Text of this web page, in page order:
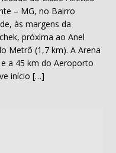
– MG, no Bairro
às margens da
próxima ao Anel
Metrô (1,7 km). A Arena
a 45 km do Aeroporto
início […]